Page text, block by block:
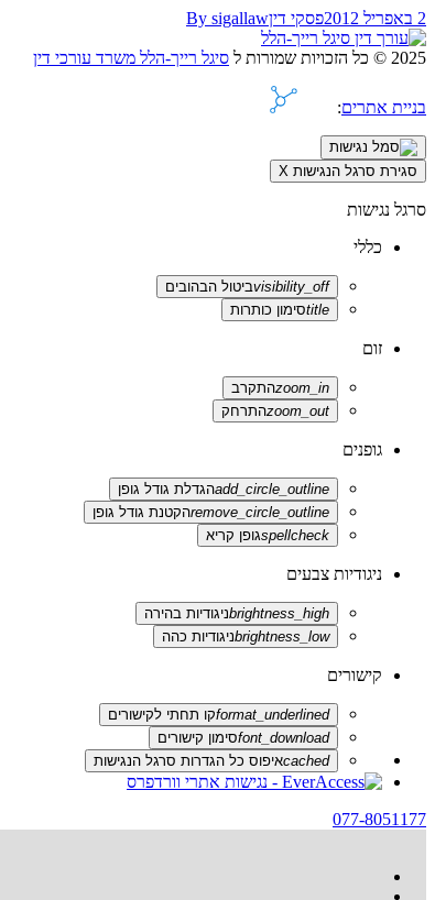
2 באפריל 2012
פסקי דין By sigallaw
2025 © כל הזכויות שמורות ל סיגל רייך-הלל משרד עורכי דין
בניית אתרים:
סגירת סרגל הנגישות X
סרגל נגישות
כללי
visibility_offביטול הבהובים
titleסימון כותרות
זום
zoom_inהתקרב
zoom_outהתרחק
גופנים
add_circle_outlineהגדלת גודל גופן
remove_circle_outlineהקטנת גודל גופן
spellcheckגופן קריא
ניגודיות צבעים
brightness_highניגודיות בהירה
brightness_lowניגודיות כהה
קישורים
format_underlinedקו תחתי לקישורים
font_downloadסימון קישורים
cachedאיפוס כל הגדרות סרגל הנגישות
077-8051177